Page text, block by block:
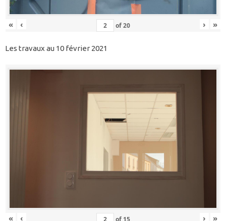
« ‹ of20 › »
Les travaux au 10 février 2021
« ‹ of 15 › »